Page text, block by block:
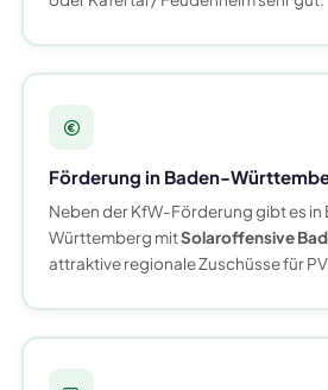
Förderung in Baden-
Neben der KfW-Förderung gibt es in
Württemberg mitSolaroffensive
attraktive regionale Zuschüsse für